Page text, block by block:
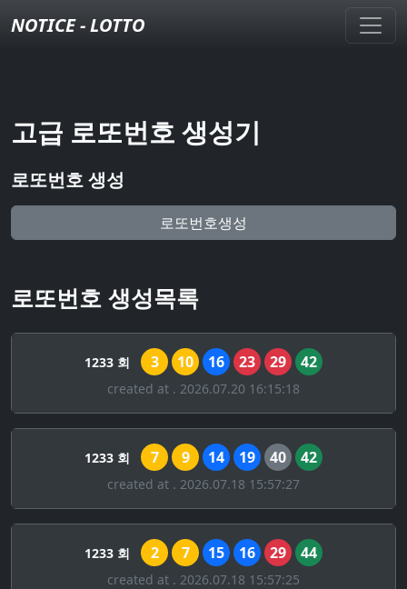
NOTICE - LOTTO
고급 로또번호 생성기
로또번호 생성
로또번호생성
로또번호 생성목록
1233 회 3 10 16 23 29 42
created at . 2026.07.20 16:15:18
1233 회 7 9 14 19 40 42
created at . 2026.07.18 15:57:27
1233 회 2 7 15 16 29 44
created at . 2026.07.18 15:57:25